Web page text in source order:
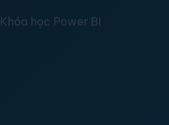
Khóa học Power BI